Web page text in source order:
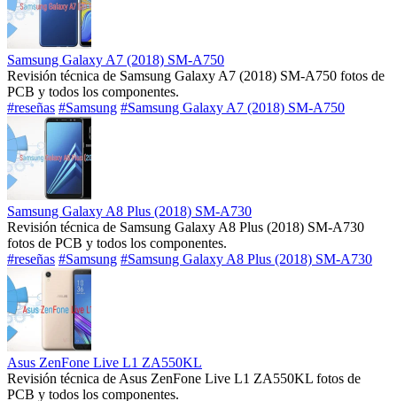
Samsung Galaxy A7 (2018) SM-A750
Revisión técnica de Samsung Galaxy A7 (2018) SM-A750 fotos de
PCB y todos los componentes.
#reseñas #Samsung #Samsung Galaxy A7 (2018) SM-A750
Samsung Galaxy A8 Plus (2018) SM-A730
Revisión técnica de Samsung Galaxy A8 Plus (2018) SM-A730
fotos de PCB y todos los componentes.
#reseñas #Samsung #Samsung Galaxy A8 Plus (2018) SM-A730
Asus ZenFone Live L1 ZA550KL
Revisión técnica de Asus ZenFone Live L1 ZA550KL fotos de
PCB y todos los componentes.